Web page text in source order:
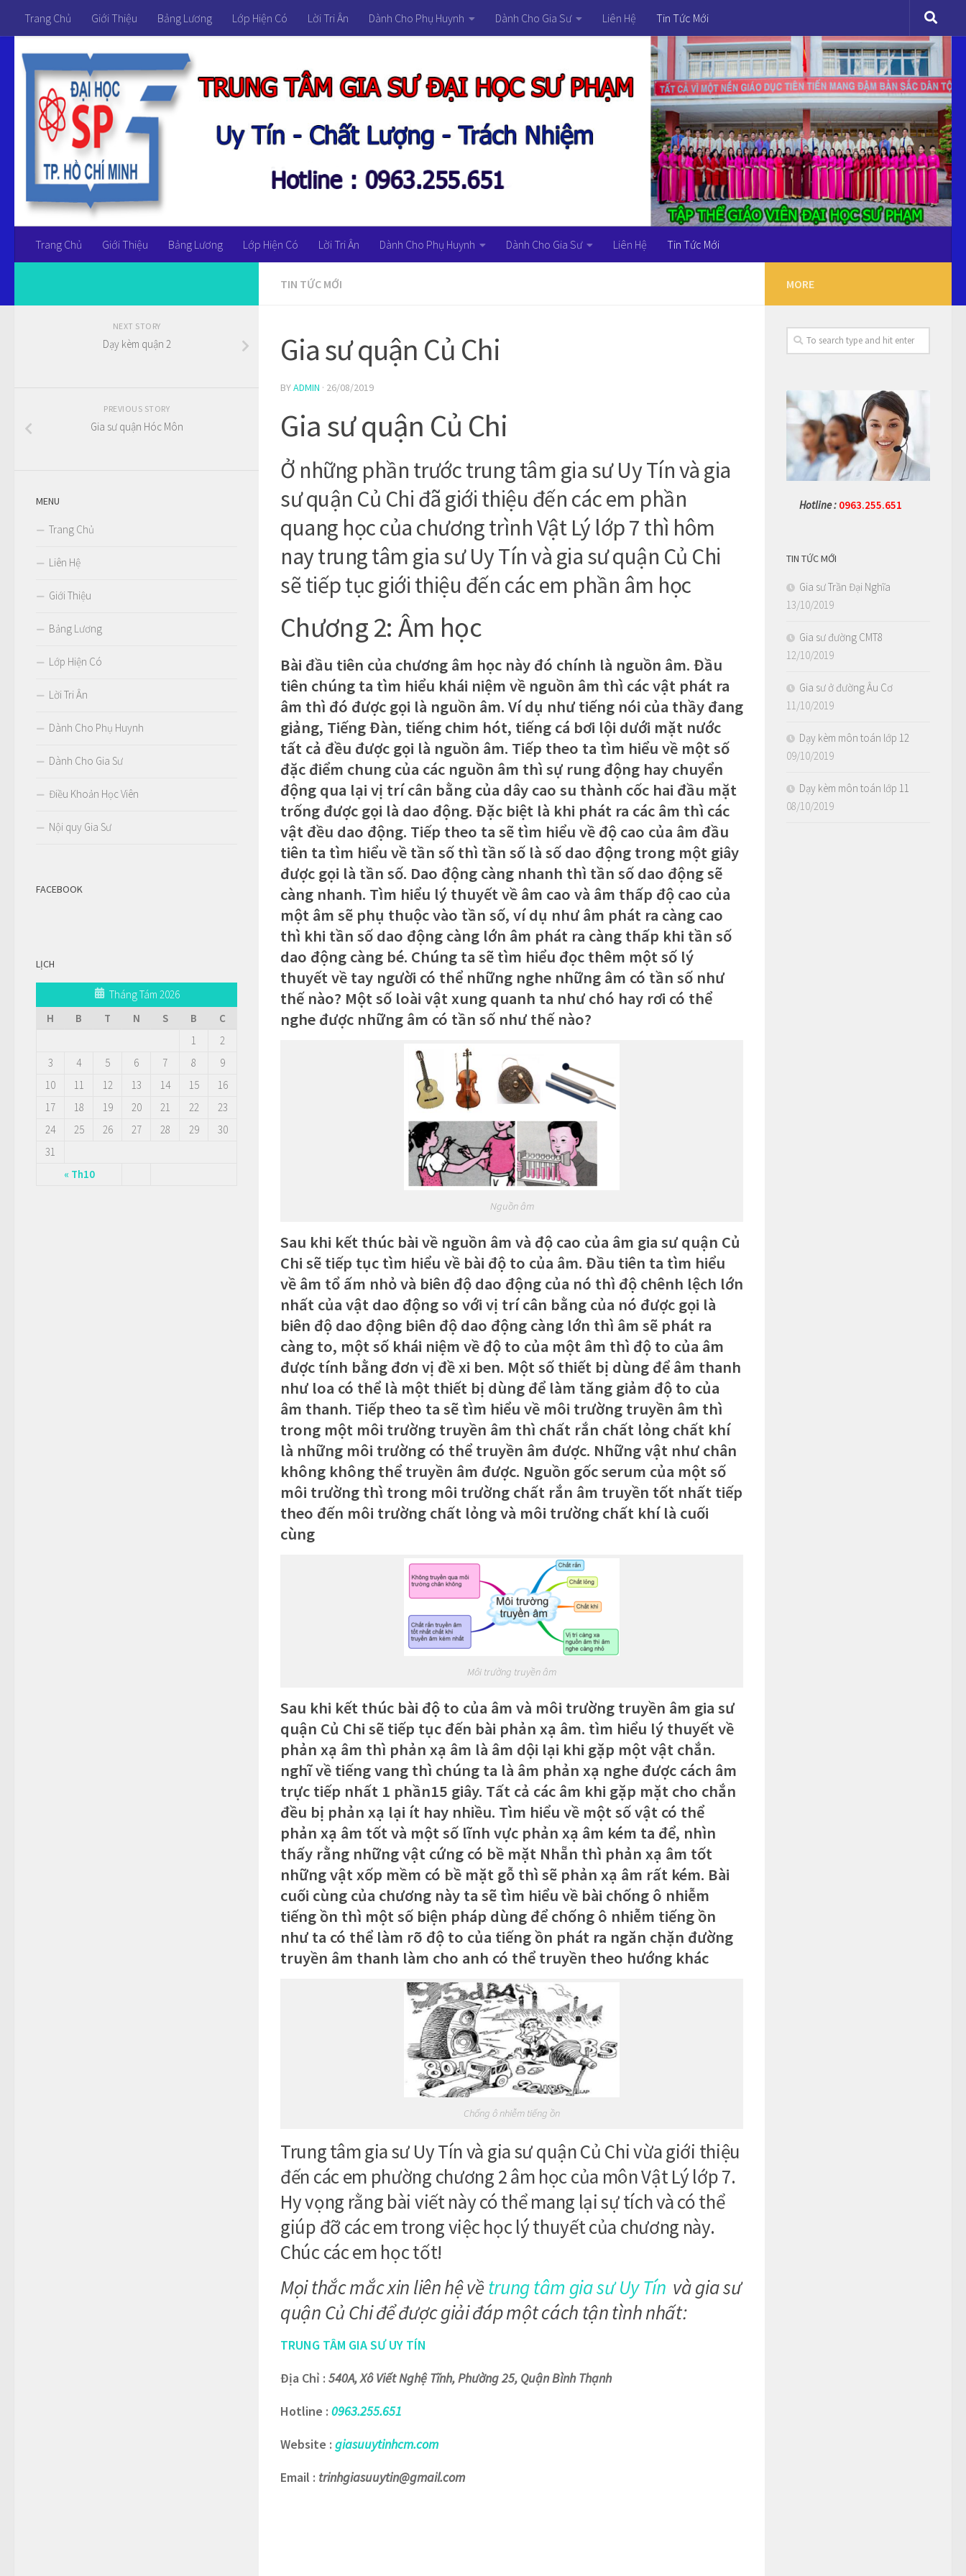
Trang Chủ Giới Thiệu Bảng Lương Lớp Hiện Có Lời Tri Ân Dành Cho Phụ Huynh Dành Cho Gia Sư Liên Hệ Tin Tức Mới
Trang Chủ Giới Thiệu Bảng Lương Lớp Hiện Có Lời Tri Ân Dành Cho Phụ Huynh Dành Cho Gia Sư Liên Hệ Tin Tức Mới
TIN TỨC MỚI
Gia sư quận Củ Chi
BYADMIN · 26/08/2019
Gia sư quận Củ Chi
Ở những phần trước trung tâm gia sư Uy Tín và gia
sư quận Củ Chi đã giới thiệu đến các em phần
quang học của chương trình Vật Lý lớp 7 thì hôm
nay trung tâm gia sư Uy Tín và gia sư quận Củ Chi
sẽ tiếp tục giới thiệu đến các em phần âm học
Chương 2: Âm học
Bài đầu tiên của chương âm học này đó chính là nguồn âm. Đầu
tiên chúng ta tìm hiểu khái niệm về nguồn âm thì các vật phát ra
âm thì đó được gọi là nguồn âm. Ví dụ như tiếng nói của thầy đang
giảng, Tiếng Đàn, tiếng chim hót, tiếng cá bơi lội dưới mặt nước
tất cả đều được gọi là nguồn âm. Tiếp theo ta tìm hiểu về một số
đặc điểm chung của các nguồn âm thì sự rung động hay chuyển
động qua lại vị trí cân bằng của dây cao su thành cốc hai đầu mặt
trống được gọi là dao động. Đặc biệt là khi phát ra các âm thì các
vật đều dao động. Tiếp theo ta sẽ tìm hiểu về độ cao của âm đầu
tiên ta tìm hiểu về tần số thì tần số là số dao động trong một giây
được gọi là tần số. Dao động càng nhanh thì tần số dao động sẽ
càng nhanh. Tìm hiểu lý thuyết về âm cao và âm thấp độ cao của
một âm sẽ phụ thuộc vào tần số, ví dụ như âm phát ra càng cao
thì khi tần số dao động càng lớn âm phát ra càng thấp khi tần số
dao động càng bé. Chúng ta sẽ tìm hiểu đọc thêm một số lý
thuyết về tay người có thể những nghe những âm có tần số như
thế nào? Một số loài vật xung quanh ta như chó hay rơi có thể
nghe được những âm có tần số như thế nào?
Nguồn âm
Sau khi kết thúc bài về nguồn âm và độ cao của âm gia sư quận Củ
Chi sẽ tiếp tục tìm hiểu về bài độ to của âm. Đầu tiên ta tìm hiểu
về âm tổ ấm nhỏ và biên độ dao động của nó thì độ chênh lệch lớn
nhất của vật dao động so với vị trí cân bằng của nó được gọi là
biên độ dao động biên độ dao động càng lớn thì âm sẽ phát ra
càng to, một số khái niệm về độ to của một âm thì độ to của âm
được tính bằng đơn vị đề xi ben. Một số thiết bị dùng để âm thanh
như loa có thể là một thiết bị dùng để làm tăng giảm độ to của
âm thanh. Tiếp theo ta sẽ tìm hiểu về môi trường truyền âm thì
trong một môi trường truyền âm thì chất rắn chất lỏng chất khí
là những môi trường có thể truyền âm được. Những vật như chân
không không thể truyền âm được. Nguồn gốc serum của một số
môi trường thì trong môi trường chất rắn âm truyền tốt nhất tiếp
theo đến môi trường chất lỏng và môi trường chất khí là cuối
cùng
Môi trường truyền âm
Sau khi kết thúc bài độ to của âm và môi trường truyền âm gia sư
quận Củ Chi sẽ tiếp tục đến bài phản xạ âm. tìm hiểu lý thuyết về
phản xạ âm thì phản xạ âm là âm dội lại khi gặp một vật chắn.
nghĩ về tiếng vang thì chúng ta là âm phản xạ nghe được cách âm
trực tiếp nhất 1 phần15 giây. Tất cả các âm khi gặp mặt cho chắn
đều bị phản xạ lại ít hay nhiều. Tìm hiểu về một số vật có thể
phản xạ âm tốt và một số lĩnh vực phản xạ âm kém ta để, nhìn
thấy rằng những vật cứng có bề mặt Nhẵn thì phản xạ âm tốt
những vật xốp mềm có bề mặt gỗ thì sẽ phản xạ âm rất kém. Bài
cuối cùng của chương này ta sẽ tìm hiểu về bài chống ô nhiễm
tiếng ồn thì một số biện pháp dùng để chống ô nhiễm tiếng ồn
như ta có thể làm rõ độ to của tiếng ồn phát ra ngăn chặn đường
truyền âm thanh làm cho anh có thể truyền theo hướng khác
Chống ô nhiễm tiếng ồn
Trung tâm gia sư Uy Tín và gia sư quận Củ Chi vừa giới thiệu
đến các em phường chương 2 âm học của môn Vật Lý lớp 7.
Hy vọng rằng bài viết này có thể mang lại sự tích và có thể
giúp đỡ các em trong việc học lý thuyết của chương này.
Chúc các em học tốt!
Mọi thắc mắc xin liên hệ về trung tâm gia sư Uy Tín và gia sư
quận Củ Chi để được giải đáp một cách tận tình nhất:
TRUNG TÂM GIA SƯ UY TÍN
Địa Chỉ : 540A, Xô Viết Nghệ Tĩnh, Phường 25, Quận Bình Thạnh
Hotline : 0963.255.651
Website : giasuuytinhcm.com
Email : trinhgiasuuytin@gmail.com
NEXT STORY
Dạy kèm quận 2
PREVIOUS STORY
Gia sư quận Hóc Môn
MENU
Trang Chủ
Liên Hệ
Giới Thiệu
Bảng Lương
Lớp Hiện Có
Lời Tri Ân
Dành Cho Phụ Huynh
Dành Cho Gia Sư
Điều Khoản Học Viên
Nội quy Gia Sư
FACEBOOK
LỊCH
Tháng Tám 2026
H
B T N S B C
« Th10
1
2
3
4 5 6 7 8
9
10
11 12 13 14 15
16
17
18 19 20 21 22
23
24
25 26 27 28 29
30
31
MORE
Hotline : 0963.255.651
TIN TỨC MỚI
Gia sư Trần Đại Nghĩa
13/10/2019
Gia sư đường CMT8
12/10/2019
Gia sư ở đường Âu Cơ
11/10/2019
Dạy kèm môn toán lớp 12
09/10/2019
Dạy kèm môn toán lớp 11
08/10/2019